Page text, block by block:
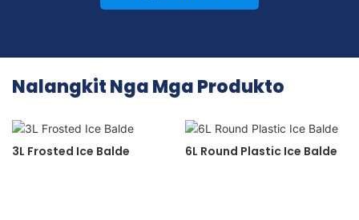
Nalangkit Nga Mga Produkto
3L Frosted Ice Balde 6L Round Plastic Ice Balde